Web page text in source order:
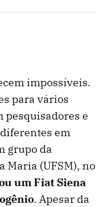
impossíveis.
para vários
pesquisadores e
em
grupo da
Maria (UFSM), no
um Fiat Siena
. Apesar da